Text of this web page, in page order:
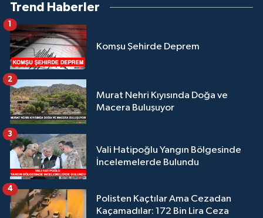
Trend Haberler
Komşu Şehirde Deprem
1
Murat Nehri Kıyısında Doğa ve
Macera Buluşuyor
2
Vali Hatipoğlu Yangın Bölgesinde
İncelemelerde Bulundu
3
Polisten Kaçtılar Ama Cezadan
Kaçamadılar: 172 Bin Lira Ceza
4